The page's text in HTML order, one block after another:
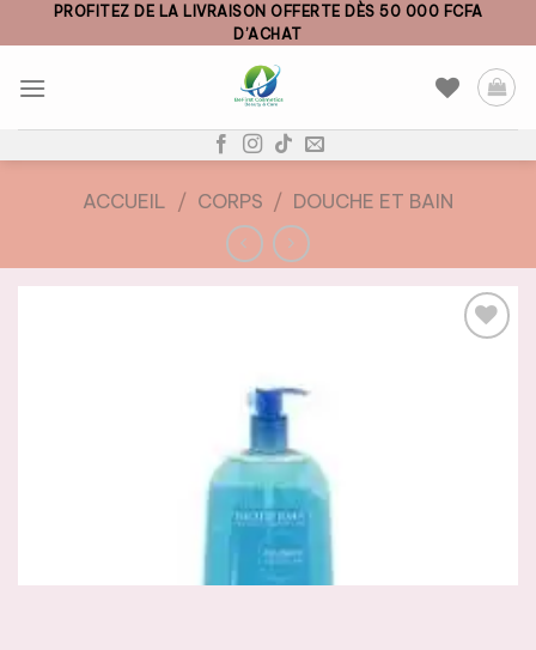
to
PROFITEZ DE LA LIVRAISON OFFERTE DÈS 50 000 FCFA
D’ACHAT
ACCUEIL / CORPS / DOUCHE ET BAIN